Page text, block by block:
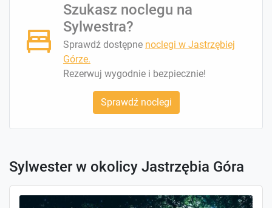
Szukasz noclegu na
Sylwestra?
Sprawdź dostępne noclegi w Jastrzębiej
Górze.
Rezerwuj wygodnie i bezpiecznie!
Sprawdź noclegi
Sylwester w okolicy Jastrzębia Góra